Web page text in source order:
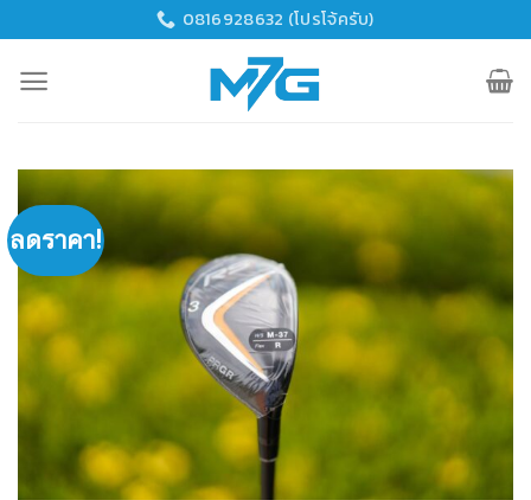
content
0816928632 (โปรโจ้ครับ)
ลดราคา!